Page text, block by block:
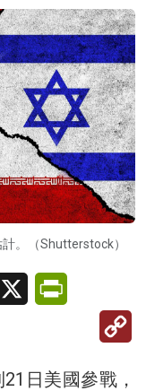
。（Shutterstock）
X
日美國參戰，